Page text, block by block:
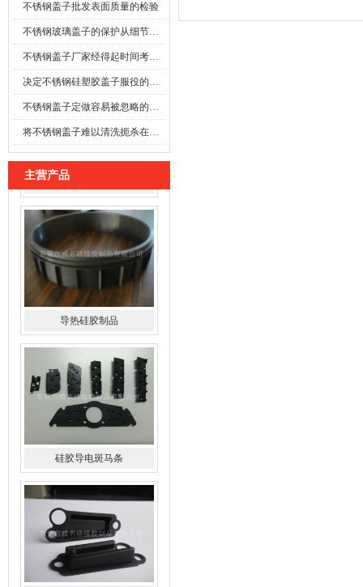
不锈钢盖子批发表面质量的检验
不锈钢玻璃盖子的保护从细节开始
不锈钢盖子厂家经得起时间考验的防线
决定不锈钢硅塑胶盖子服役的寿命
不锈钢盖子定做容易被忽略的施工细节
将不锈钢盖子难以清洗扼杀在萌芽之前
主营产品